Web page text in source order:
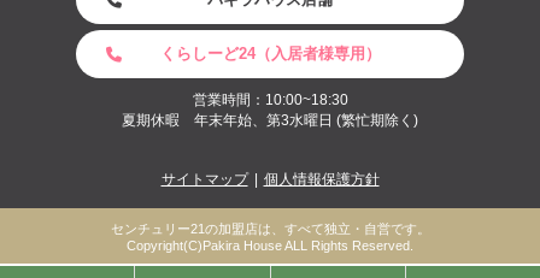
くらしーど24（入居者様専用）
営業時間：10:00~18:30
夏期休暇 年末年始、第3水曜日 (繁忙期除く)
サイトマップ 個人情報保護方針
センチュリー21の加盟店は、すべて独立・自営です。
Copyright(C)Pakira House ALL Rights Reserved.